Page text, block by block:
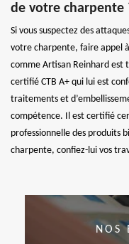
de votre charpente
Si vous suspectez des
votre charpente, faire appel
comme Artisan Reinhard est
certifié CTB A+ qui lui est
traitements et
compétence. Il est certifié
professionnelle des produits
charpente, confiez-lui vos
NOS